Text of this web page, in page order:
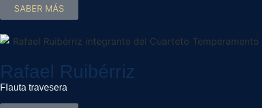
SABER MÁS
Rafael Ruibérriz
Flauta travesera